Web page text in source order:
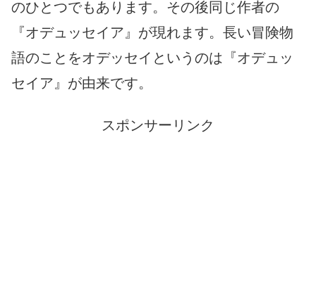
のひとつでもあります。その後同じ作者の
『オデュッセイア』が現れます。長い冒険物
語のことをオデッセイというのは『オデュッ
セイア』が由来です。
スポンサーリンク